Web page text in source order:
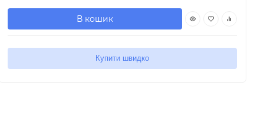
В кошик
Купити швидко